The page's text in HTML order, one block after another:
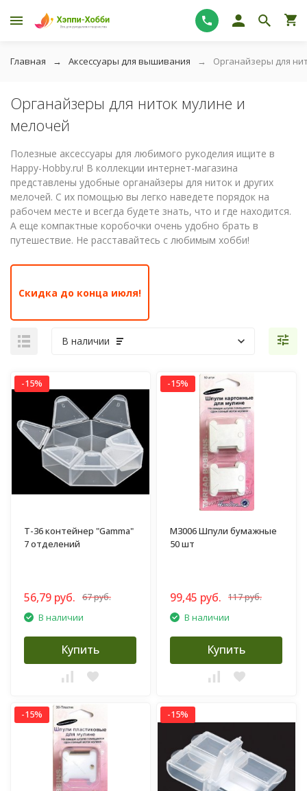
Главная Аксессуары для вышивания Органайзеры для
Органайзеры для ниток мулине и
мелочей
Полезные аксессуары для любимого рукоделия ищите в
Happy-Hobby.ru! В коллекции интернет-магазина
представлены удобные органайзеры для ниток и других
мелочей. С их помощью вы легко наведете порядок на
рабочем месте и всегда будете знать, что и где находится.
А еще компактные коробочки очень удобно брать в
путешествие. Не расставайтесь с любимым хобби!
Скидка до конца июля!
В наличии
-15%
T-36 контейнер "Gamma"
7 отделений
56,79 руб. 67 руб.
В наличии
Купить
-15%
M3006 Шпули бумажные
50 шт
99,45 руб. 117 руб.
В наличии
Купить
-15% -15%